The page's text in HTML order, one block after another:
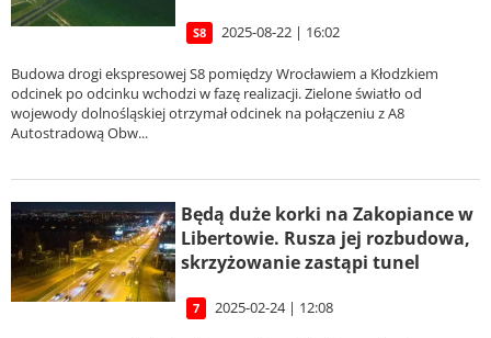
S8 2025-08-22 | 16:02
Budowa drogi ekspresowej S8 pomiędzy Wrocławiem a Kłodzkiem
odcinek po odcinku wchodzi w fazę realizacji. Zielone światło od
wojewody dolnośląskiej otrzymał odcinek na połączeniu z A8
Autostradową Obw...
Będą duże korki na Zakopiance w
Libertowie. Rusza jej rozbudowa,
skrzyżowanie zastąpi tunel
7 2025-02-24 | 12:08